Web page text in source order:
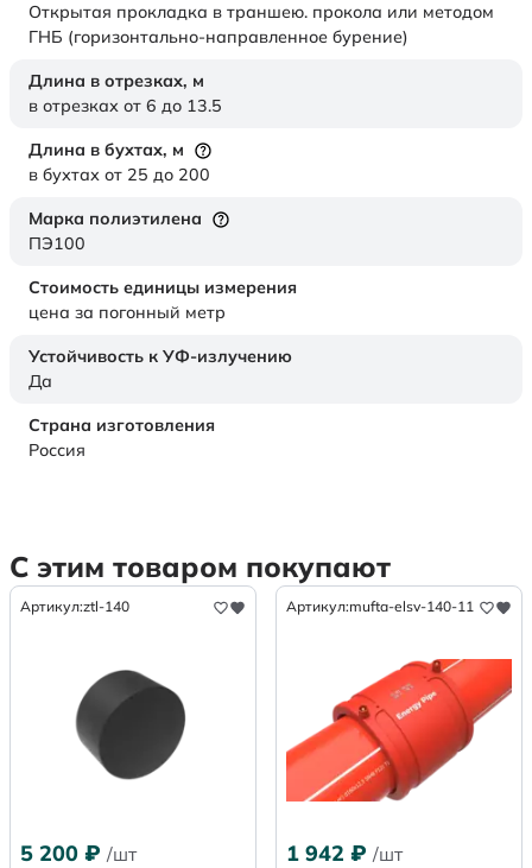
Открытая прокладка в траншею. прокола или методом
ГНБ (горизонтально-направленное бурение)
Длина в отрезках, м
в отрезках от 6 до 13.5
Длина в бухтах, м
в бухтах от 25 до 200
Марка полиэтилена
ПЭ100
Стоимость единицы измерения
цена за погонный метр
Устойчивость к УФ-излучению
Да
Страна изготовления
Россия
С этим товаром покупают
Артикул:ztl-140
5 200 ₽ /шт
Артикул:mufta-elsv-140-11
1 942 ₽ /шт